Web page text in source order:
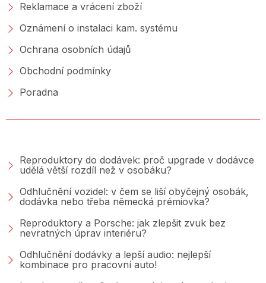
Reklamace a vrácení zboží
Oznámení o instalaci kam. systému
Ochrana osobních údajů
Obchodní podmínky
Poradna
Reproduktory do dodávek: proč upgrade v dodávce
udělá větší rozdíl než v osobáku?
Odhlučnění vozidel: v čem se liší obyčejný osobák,
dodávka nebo třeba německá prémiovka?
Reproduktory a Porsche: jak zlepšit zvuk bez
nevratných úprav interiéru?
Odhlučnění dodávky a lepší audio: nejlepší
kombinace pro pracovní auto!